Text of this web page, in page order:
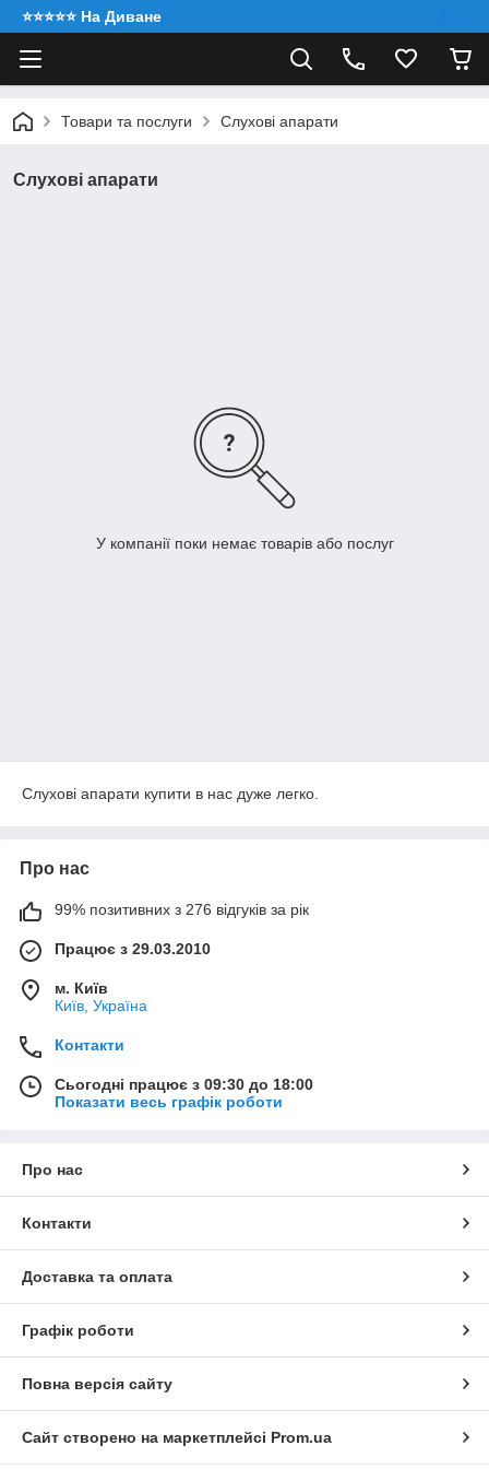
⭐️⭐️⭐️⭐️⭐️ На Диване
Товари та послуги Слухові апарати
Слухові апарати
У компанії поки немає товарів або послуг
Слухові апарати купити в нас дуже легко.
Про нас
99% позитивних з 276 відгуків за рік
Працює з 29.03.2010
м. Київ
Київ, Україна
Контакти
Сьогодні працює з 09:30 до 18:00
Показати весь графік роботи
Про нас
Контакти
Доставка та оплата
Графік роботи
Повна версія сайту
Сайт створено на маркетплейсі Prom.ua